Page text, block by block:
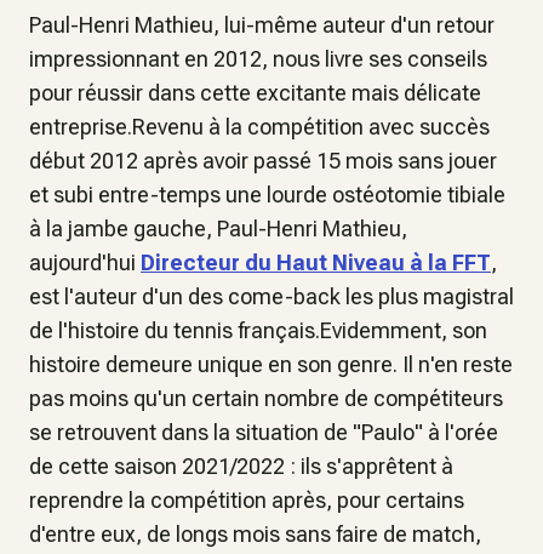
Paul-Henri Mathieu, lui-même auteur d'un retour
impressionnant en 2012, nous livre ses conseils
pour réussir dans cette excitante mais délicate
entreprise.Revenu à la compétition avec succès
début 2012 après avoir passé 15 mois sans jouer
et subi entre-temps une lourde ostéotomie tibiale
à la jambe gauche, Paul-Henri Mathieu,
aujourd'hui Directeur du Haut Niveau à la FFT,
est l'auteur d'un des come-back les plus magistral
de l'histoire du tennis français.Evidemment, son
histoire demeure unique en son genre. Il n'en reste
pas moins qu'un certain nombre de compétiteurs
se retrouvent dans la situation de "Paulo" à l'orée
de cette saison 2021/2022 : ils s'apprêtent à
reprendre la compétition après, pour certains
d'entre eux, de longs mois sans faire de match,